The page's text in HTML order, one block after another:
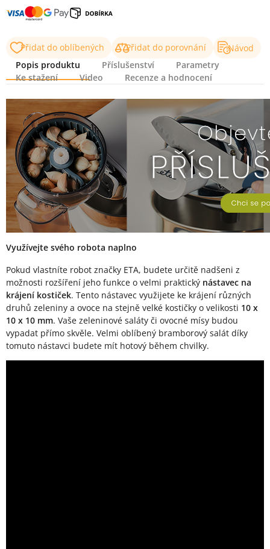
Přidat do oblíbených Přidat do porovnání
Návod
Popis produktu
Příslušenství
Parametry
Ke stažení
Video Recenze a hodnocení
Popis produktu
Využívejte svého robota naplno
Pokud vlastníte robot značky ETA, budete určitě nadšeni z
možnosti rozšíření jeho funkce o velmi praktický nástavec na
krájení kostiček. Tento nástavec využijete ke krájení různých
druhů zeleniny a ovoce na stejně velké kostičky o velikosti 10 x
10 x 10 mm. Vaše zeleninové saláty či ovocné mísy budou
vypadat přímo skvěle. Velmi oblíbený bramborový salát díky
tomuto nástavci budete mít hotový během chvilky.